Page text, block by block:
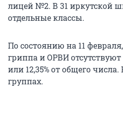
лицей №2. В 31 иркутской
отдельные классы.
По состоянию на 11
гриппа и ОРВИ отсутствуют
или 12,35% от общего
группах.